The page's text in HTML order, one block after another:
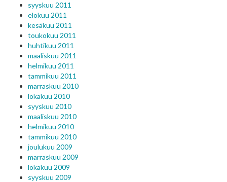
syyskuu 2011
elokuu 2011
kesäkuu 2011
toukokuu 2011
huhtikuu 2011
maaliskuu 2011
helmikuu 2011
tammikuu 2011
marraskuu 2010
lokakuu 2010
syyskuu 2010
maaliskuu 2010
helmikuu 2010
tammikuu 2010
joulukuu 2009
marraskuu 2009
lokakuu 2009
syyskuu 2009